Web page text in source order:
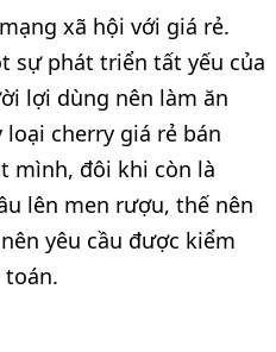
xã hội với giá rẻ.
sự phát triển tất yếu của
lợi dùng nên làm ăn
cherry giá rẻ bán
mình, đôi khi còn là
lên men rượu, thế nên
yêu cầu được kiểm